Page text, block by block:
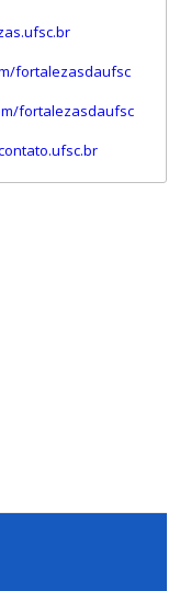
fortalezasdaufsc
fortalezasdaufsc